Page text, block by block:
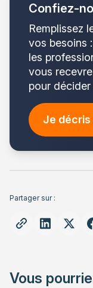
Confiez-
Remplissez
vos besoins
les
vous
pour
Je décris
Partager sur :
Vous